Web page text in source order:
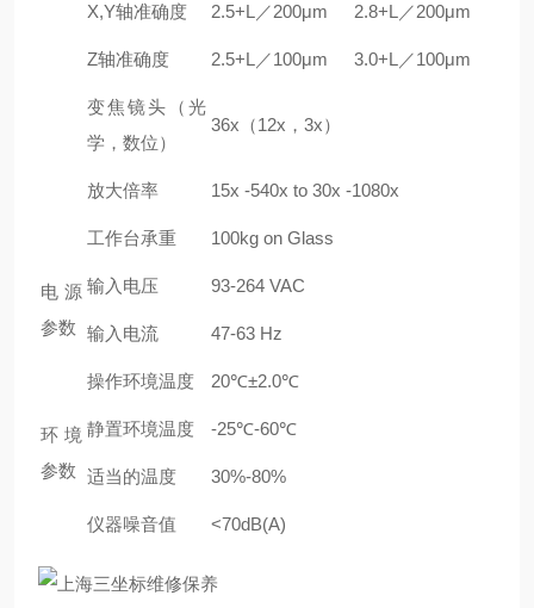
X,Y轴准确度 2.5+L ／200μm 2.8+L ／200μm
Z轴准确度 2.5+L ／100μm 3.0+L ／100μm
变焦镜头（光
学，数位）
36x （12x，3x）
放大倍率 15x -540x to 30x -1080x
工作台承重 100kg on Glass
电源
参数
输入电压 93-264 VAC
输入电流 47-63 Hz
环境
参数
操作环境温度 20℃±2.0℃
静置环境温度 -25℃-60℃
适当的温度 30%-80%
仪器噪音值 <70dB(A)